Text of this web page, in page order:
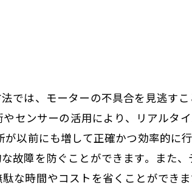
では、モーターの不具合を見逃す
センサーの活用により、リアルタ
以前にも増して正確かつ効率的に
故障を防ぐことができます。また
な時間やコストを省くことができま